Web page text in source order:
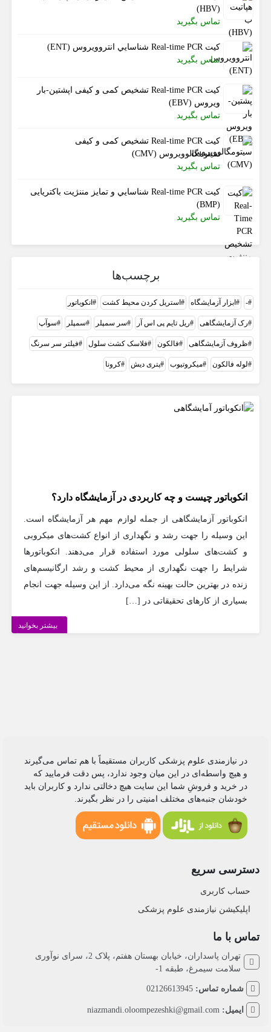
(HBV)
تماس بگیرید
کیت Real-time PCR شناسايي انتروویروس (ENT)
تماس بگیرید
کیت Real-time PCR تشخیص کمی و کیفی اپشتین-بار
ویروس (EBV)
تماس بگیرید
کیت Real-time PCR تشخیص کمی و کیفی
سیتومگالوویروس (CMV)
تماس بگیرید
کیت Real-time PCR شناسايي و تمایز مننژیت باکتریایی
(BMP)
تماس بگیرید
برچسب‌ها
- ابزار آزمایشگاه استریل کردن محیط کشت انکوباتور
رک آزمایشگاهی ریل تایم پی اس آر سر سمپلر سمپلر سوآپ
ظروف آزمایشگاهی فالکون فلاسک کشت سلول فیلتر سر سرنگ
لوله فالکون میکروتیوب پتری دیش کرونا
انکوباتور چیست و چه کاربردی در آزمایشگاه دارد؟
انکوباتور آزمایشگاهی از جمله لوازم مهم هر آزمایشگاه است.
این وسیله را جهت رشد و نگهداری از انواع کشت‌های میکروبی
و کشت‌های سلولی مورد استفاده قرار می‌دهند. انکوباتورها
شرایط را جهت نگهداری از محیط کشت و رشد ارگانیسم‌های
زنده در بهترین حالت بهینه نگه می‌دارد. از این وسیله جهت انجام
بسیاری از کارهای تحقیقاتی در […]
بیشتر بخوانید
در نیازمندی علوم پزشکی کاربران مستقیماً با هم تماس می‌گیرند
و هیچ واسطه‌ای در این میان وجود ندارد، پس دقت فرمایید که
در خرید و فروشِ شما این سایت هیچ دخالتی ندارد و کاربران باید
خودشان جنبه‌های مختلف امنیتی را در نظر بگیرند.
دسترسی سریع
حساب کاربری
اپلیکیشن نیازمندی علوم پزشکی
تماس با ما
تهران پاسداران، خیابان بهستان هفتم، پلاک 2، سرای نوآوری
سلامت سیمرغ، طبقه 1-
شماره تماس:02126613945
ایمیل: niazmandi.oloompezeshki@gmail.com